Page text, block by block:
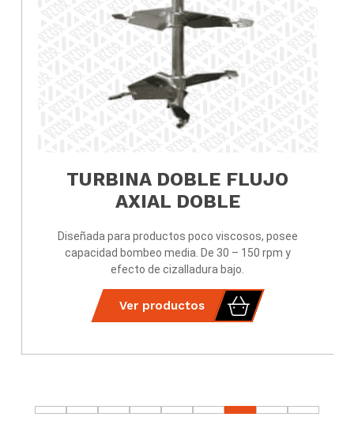
TURBINA DOBLE FLUJO
AXIAL DOBLE
Diseñada para productos poco viscosos, posee
capacidad bombeo media. De 30 – 150 rpm y
efecto de cizalladura bajo.
Ver productos